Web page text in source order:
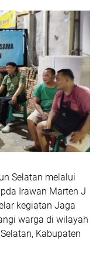
Selatan melalui
Irawan Marten J
kegiatan Jaga
warga di wilayah
Kabupaten